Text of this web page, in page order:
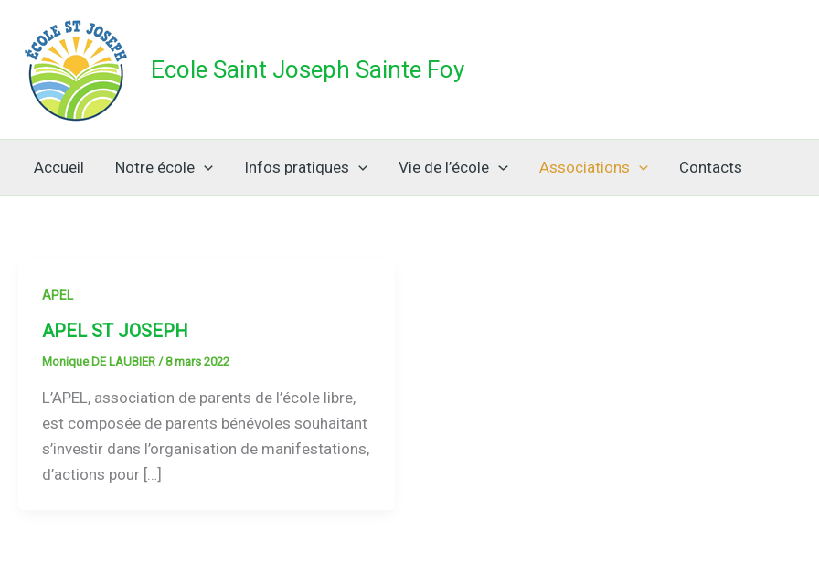
contenu
Ecole Saint Joseph Sainte Foy
Accueil Notre école Infos pratiques Vie de l’école Associations Contacts
APEL
APEL ST JOSEPH
Monique DE LAUBIER /8 mars 2022
L’APEL, association de parents de l’école libre,
est composée de parents bénévoles souhaitant
s’investir dans l’organisation de manifestations,
d’actions pour […]